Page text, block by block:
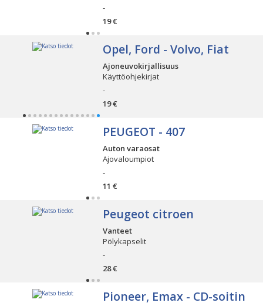
-
19 €
Opel, Ford - Volvo, Fiat
Ajoneuvokirjallisuus
Käyttöohjekirjat
-
19 €
PEUGEOT - 407
Auton varaosat
Ajovaloumpiot
-
11 €
Peugeot citroen
Vanteet
Pölykapselit
-
28 €
Pioneer, Emax - CD-soitin